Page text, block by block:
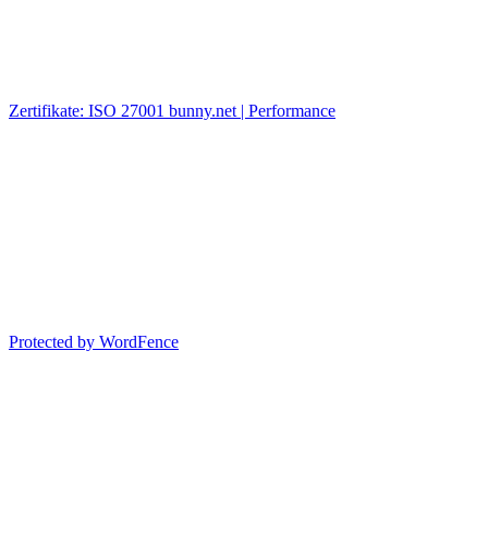
Zertifikate: ISO 27001 bunny.net | Performance
Protected by WordFence